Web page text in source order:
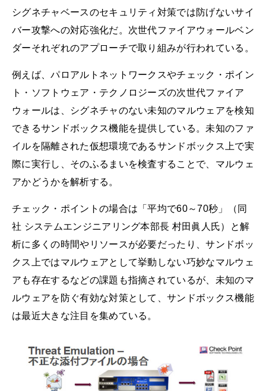
シグネチャベースのセキュリティ対策では防げないサイ
バー攻撃への対応強化だ。次世代ファイアウォールベン
ダーそれぞれのアプローチで取り組みが行われている。
例えば、パロアルトネットワークスやチェック・ポイン
ト・ソフトウェア・テクノロジーズの次世代ファイア
ウォールは、シグネチャのない未知のマルウェアを検知
できるサンドボックス機能を提供している。未知のファ
イルを隔離された仮想環境であるサンドボックス上で実
際に実行し、そのふるまいを検査することで、マルウェ
アかどうかを解析する。
チェック・ポイントの場合は「平均で60～70秒」（同
社 システムエンジニアリング本部長 村田眞人氏）と解
析に多くの時間やリソースが必要だったり、サンドボッ
クス上ではマルウェアとして挙動しない巧妙なマルウェ
アも存在するなどの課題も指摘されているが、未知のマ
ルウェアを防ぐ有効な対策として、サンドボックス機能
は最近大きな注目を集めている。